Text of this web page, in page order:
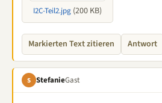
I2C-Teil2.jpg (200 KB)
Markierten Text zitieren Antwort
S StefanieGast